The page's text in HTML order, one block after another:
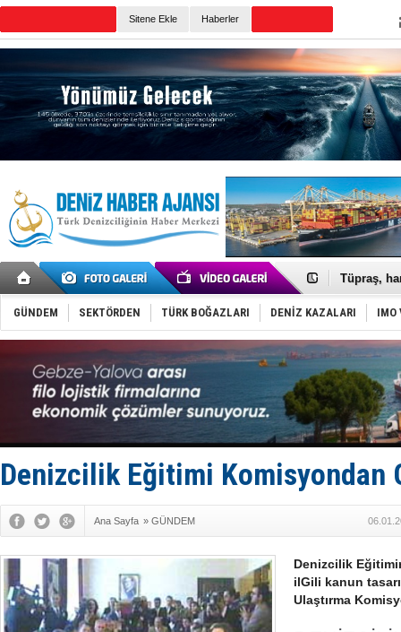
Sitene Ekle Haberler
Anadolu
Tüpraş,
İTU AUV,
LNG
PROYAD,
Türkiye-
Türk
Deniz
DÖDER,
Fairline,
Baltık
Runit
Türk
GÜNDEM SEKTÖRDEN TÜRK BOĞAZLARI DENİZ KAZALARI IMO
Denizcilik Eğitimi Komisyondan
Ana Sayfa » GÜNDEM
Denizcilik
ilGili kanun
Ulaştırma